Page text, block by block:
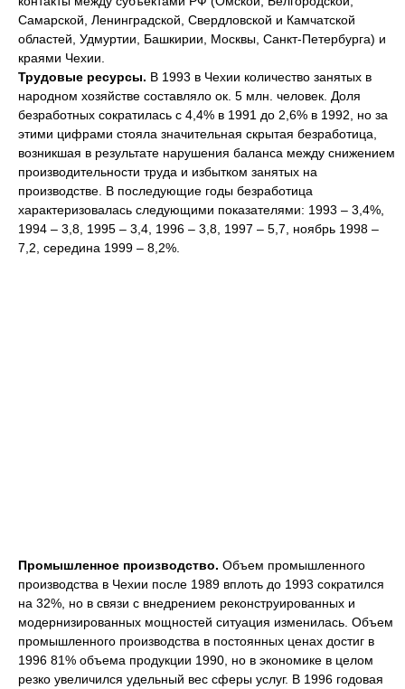
Самарской, Ленинградской, Свердловской и Камчатской
областей, Удмуртии, Башкирии, Москвы, Санкт-Петербурга) и
краями Чехии.
Трудовые ресурсы. В 1993 в Чехии количество занятых в
народном хозяйстве составляло ок. 5 млн. человек. Доля
безработных сократилась с 4,4% в 1991 до 2,6% в 1992, но за
этими цифрами стояла значительная скрытая безработица,
возникшая в результате нарушения баланса между снижением
производительности труда и избытком занятых на
производстве. В последующие годы безработица
характеризовалась следующими показателями: 1993 – 3,4%,
1994 – 3,8, 1995 – 3,4, 1996 – 3,8, 1997 – 5,7, ноябрь 1998 –
7,2, середина 1999 – 8,2%.
Промышленное производство. Объем промышленного
производства в Чехии после 1989 вплоть до 1993 сократился
на 32%, но в связи с внедрением реконструированных и
модернизированных мощностей ситуация изменилась. Объем
промышленного производства в постоянных ценах достиг в
1996 81% объема продукции 1990, но в экономике в целом
резко увеличился удельный вес сферы услуг. В 1996 годовая